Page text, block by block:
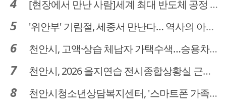
[현장에서 만난 사람]세계 최대 반도체 공정 장비 제조 기업 ASML 한종호 매니저
'위안부' 기림절, 세종서 만난다… 역사의 아픔 치유, '평화의 장'
천안시, 고액·상습 체납자 가택수색…승용차 압류·공매 착수
천안시, 2026 을지연습 전시종합상황실 근무자 사전교육
천안시청소년상담복지센터, '스마트폰 가족치유캠프' 운영